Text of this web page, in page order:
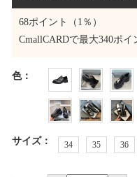
68ポイント（1％）
CmallCARDで最大340ポイ
色：
サイズ： 34 35 36